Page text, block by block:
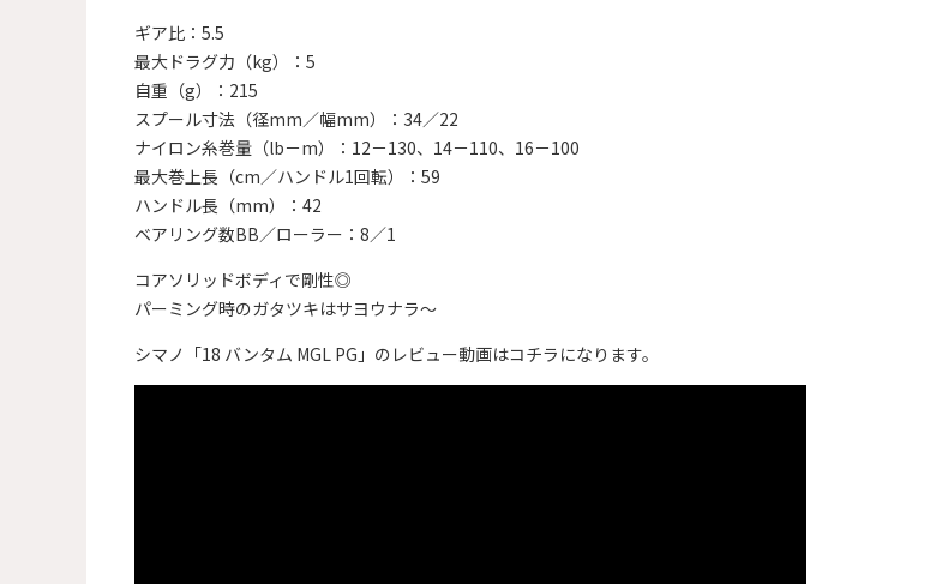
ギア比：5.5
最大ドラグ力（kg）：5
自重（g）：215
スプール寸法（径mm／幅mm）：34／22
ナイロン糸巻量（lb－m）：12－130、14－110、16－100
最大巻上長（cm／ハンドル1回転）：59
ハンドル長（mm）：42
ベアリング数BB／ローラー：8／1
コアソリッドボディで剛性◎
パーミング時のガタツキはサヨウナラ～
シマノ「18 バンタム MGL PG」のレビュー動画はコチラになります。